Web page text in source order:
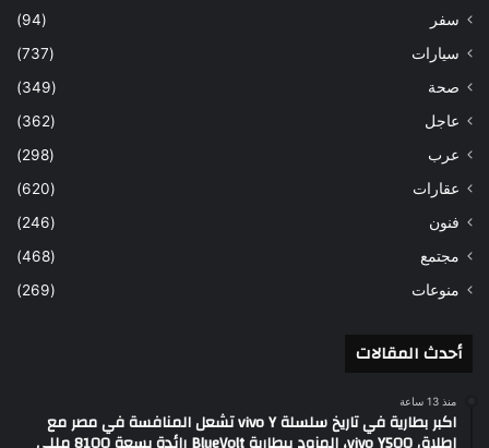
سفر
(94)
سيارات
(737)
صحة
(349)
عاجل
(362)
عرب
(298)
عقارات
(620)
فنون
(246)
مجتمع
(468)
منوعات
(269)
أحدث المقالات
منذ 13 ساعة
اكبر بطارية في تاريخ سلسلة vivo Y تشعل المنافسة في مصر مع